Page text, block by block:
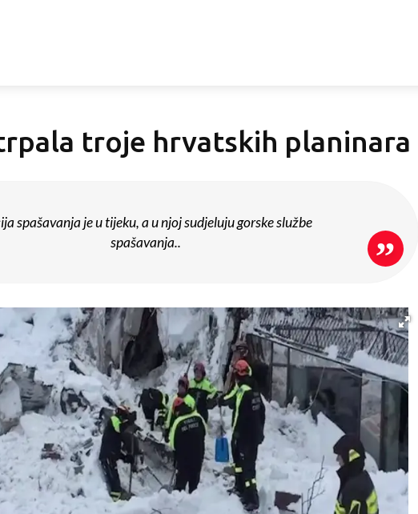
troje hrvatskih planinara
spašavanja je u tijeku, a u njoj sudjeluju gorske službe
spašavanja..